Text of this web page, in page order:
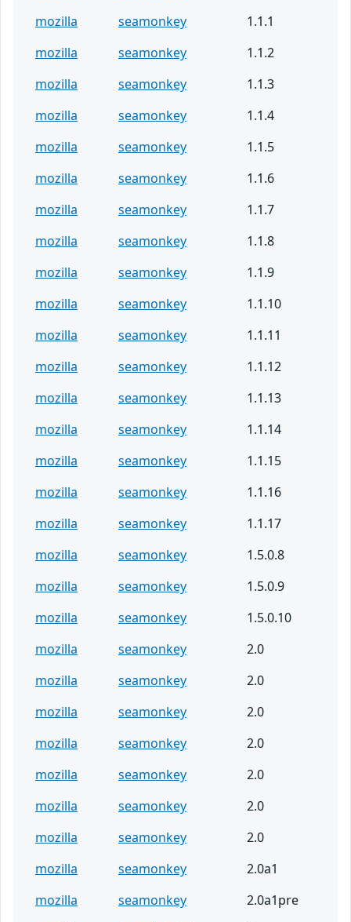
mozilla
seamonkey
1.1.1
mozilla
seamonkey
1.1.2
mozilla
seamonkey
1.1.3
mozilla
seamonkey
1.1.4
mozilla
seamonkey
1.1.5
mozilla
seamonkey
1.1.6
mozilla
seamonkey
1.1.7
mozilla
seamonkey
1.1.8
mozilla
seamonkey
1.1.9
mozilla
seamonkey
1.1.10
mozilla
seamonkey
1.1.11
mozilla
seamonkey
1.1.12
mozilla
seamonkey
1.1.13
mozilla
seamonkey
1.1.14
mozilla
seamonkey
1.1.15
mozilla
seamonkey
1.1.16
mozilla
seamonkey
1.1.17
mozilla
seamonkey
1.5.0.8
mozilla
seamonkey
1.5.0.9
mozilla
seamonkey
1.5.0.10
mozilla
seamonkey
2.0
mozilla
seamonkey
2.0
mozilla
seamonkey
2.0
mozilla
seamonkey
2.0
mozilla
seamonkey
2.0
mozilla
seamonkey
2.0
mozilla
seamonkey
2.0
mozilla
seamonkey
2.0a1
mozilla
seamonkey
2.0a1pre